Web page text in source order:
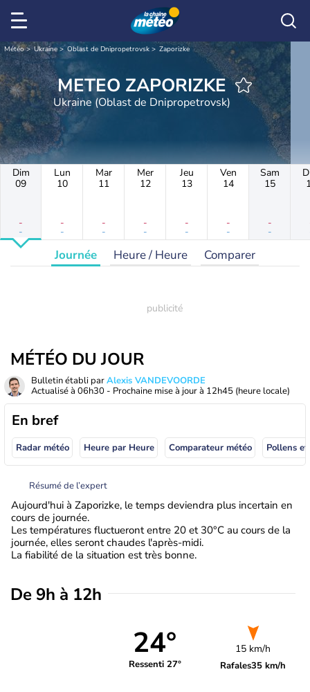
Météo Ukraine Oblast de Dnipropetrovsk Zaporizke
METEO ZAPORIZKE
Ukraine (Oblast de Dnipropetrovsk)
Dim
09
-
-
Lun
10
-
-
Mar
11
-
-
Mer
12
-
-
Jeu
13
-
-
Ven
14
-
-
Sam
15
-
-
Journée Heure / Heure Comparer
MÉTÉO DU JOUR
Bulletin établi parAlexis VANDEVOORDE
Actualisé à 06h30 - Prochaine mise à jour à 12h45 (heure locale)
En bref
Radar météo Heure par Heure Comparateur météo Pollens
Résumé de l’expert
Aujourd'hui à Zaporizke, le temps deviendra plus incertain en
cours de journée.
Les températures fluctueront entre 20 et 30°C au cours de la
journée, elles seront chaudes l'après-midi.
La fiabilité de la situation est très bonne.
De 9h à 12h
24°
Ressenti 27°
15 km/h
Rafales35 km/h